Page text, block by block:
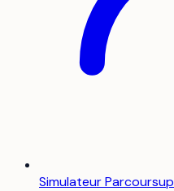
Simulateur Parcoursup